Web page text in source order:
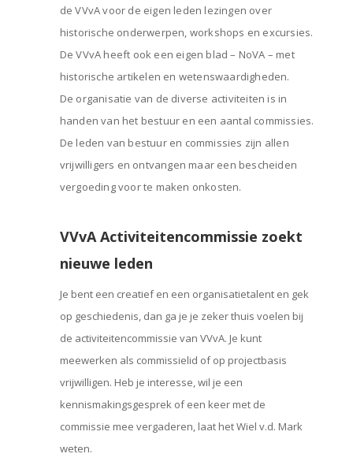
de VVvA voor de eigen leden lezingen over
historische onderwerpen, workshops en excursies.
De VVvA heeft ook een eigen blad – NoVA – met
historische artikelen en wetenswaardigheden.
De organisatie van de diverse activiteiten is in
handen van het bestuur en een aantal commissies.
De leden van bestuur en commissies zijn allen
vrijwilligers en ontvangen maar een bescheiden
vergoeding voor te maken onkosten.
VVvA Activiteitencommissie zoekt
nieuwe leden
Je bent een creatief en een organisatietalent en gek
op geschiedenis, dan ga je je zeker thuis voelen bij
de activiteitencommissie van VVvA. Je kunt
meewerken als commissielid of op projectbasis
vrijwilligen. Heb je interesse, wil je een
kennismakingsgesprek of een keer met de
commissie mee vergaderen, laat het Wiel v.d. Mark
weten.